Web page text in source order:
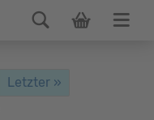
Letzter »